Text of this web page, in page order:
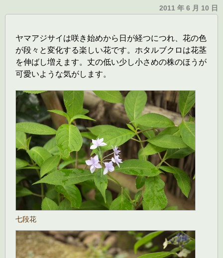
2011 年 6 月 10 日
ヤマアジサイは咲き始めから日が経つにつれ、花の色
が段々と変化する楽しい花です。ホタルブクロは花茎
を伸ばし増えます。丈の低い少し小さめの株のほうが
可愛いような気がします。
七段花